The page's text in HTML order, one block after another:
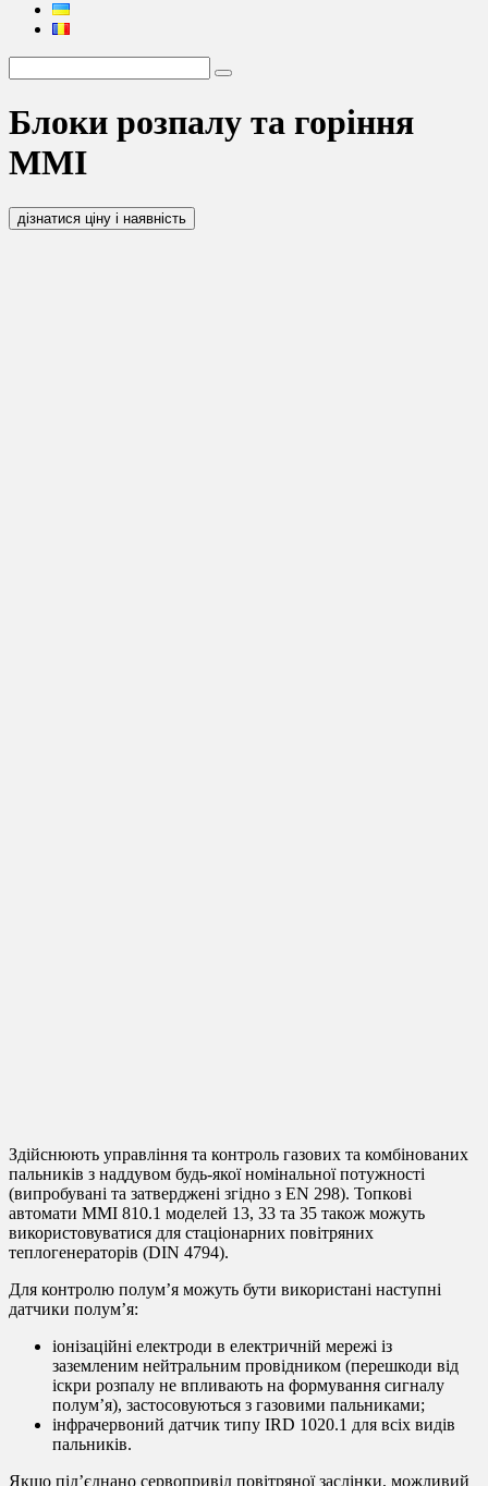
Блоки розпалу та горіння
MMI
дізнатися ціну і наявність
Здійснюють управління та контроль газових та комбінованих
пальників з наддувом будь-якої номінальної потужності
(випробувані та затверджені згідно з EN 298). Топкові
автомати MMI 810.1 моделей 13, 33 та 35 також можуть
використовуватися для стаціонарних повітряних
теплогенераторів (DIN 4794).
Для контролю полум’я можуть бути використані наступні
датчики полум’я:
іонізаційні електроди в електричній мережі із
заземленим нейтральним провідником (перешкоди від
іскри розпалу не впливають на формування сигналу
полум’я), застосовуються з газовими пальниками;
інфрачервоний датчик типу IRD 1020.1 для всіх видів
пальників.
Якщо під’єднано сервопривід повітряної заслінки, можливий